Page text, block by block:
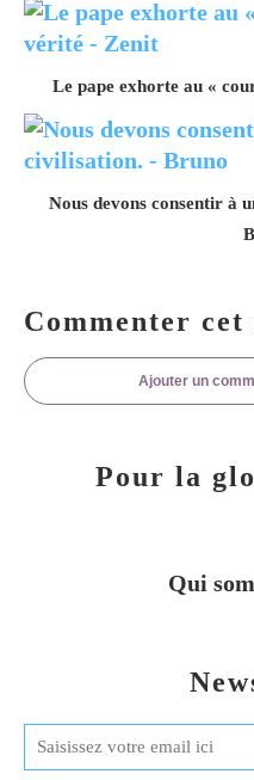
Le pape exhorte au «
Nous devons consentir à
Commenter
Ajouter un
Pour la
Qui